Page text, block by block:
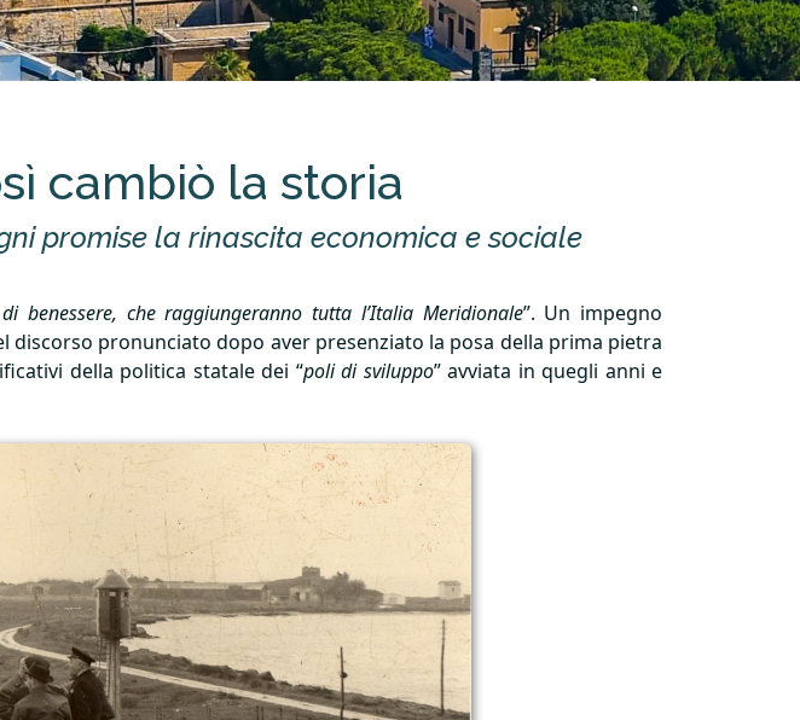
cambiò la storia
promise la rinascita economica e sociale
benessere, che raggiungeranno tutta l’Italia Meridionale”. Un impegno
discorso pronunciato dopo aver presenziato la posa della prima pietra
della politica statale dei “poli di sviluppo” avviata in quegli anni e